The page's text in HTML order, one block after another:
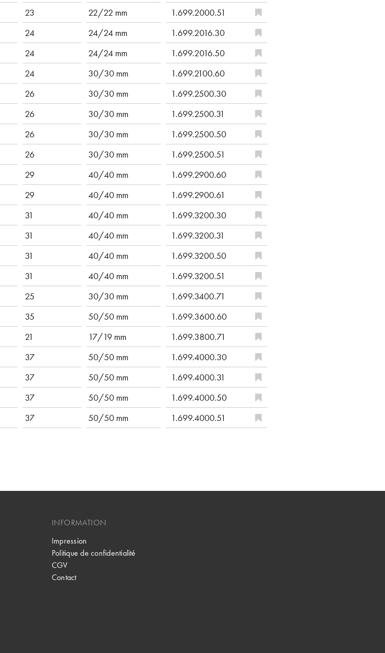
23 22/22 mm
1.699.2000.51
24 24/24 mm
1.699.2016.30
24 24/24 mm
1.699.2016.50
24 30/30 mm
1.699.2100.60
26 30/30 mm
1.699.2500.30
26 30/30 mm
1.699.2500.31
26 30/30 mm
1.699.2500.50
26 30/30 mm
1.699.2500.51
29 40/40 mm
1.699.2900.60
29 40/40 mm
1.699.2900.61
31 40/40 mm
1.699.3200.30
31 40/40 mm
1.699.3200.31
31 40/40 mm
1.699.3200.50
31 40/40 mm
1.699.3200.51
25 30/30 mm
1.699.3400.71
35 50/50 mm
1.699.3600.60
21 17/19 mm
1.699.3800.71
37 50/50 mm
1.699.4000.30
37 50/50 mm
1.699.4000.31
37 50/50 mm
1.699.4000.50
37 50/50 mm 1.699.4000.51
INFORMATION
Impression
Politique de confidentialité
CGV
Contact